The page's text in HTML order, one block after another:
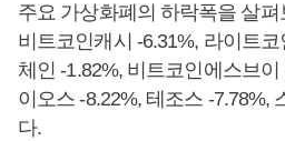
주요 가상화폐의 하락폭을 살
비트코인캐시 -6.31%, 라이트
체인 -1.82%, 비트코인에스브이
이오스 -8.22%, 테조스 -7.78%,
다.